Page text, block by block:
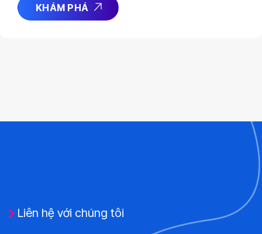
KHÁM PHÁ
Liên hệ với chúng tôi